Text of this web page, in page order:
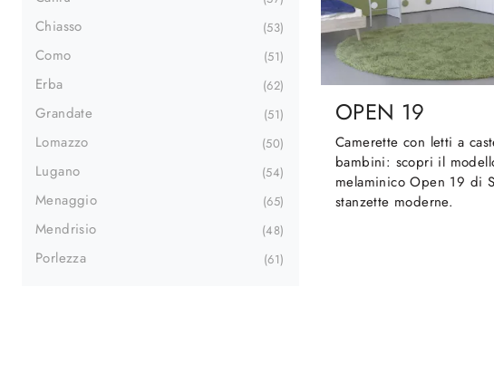
Chiasso 53
Como 51
Erba 62
Grandate 51
Lomazzo 50
Lugano 54
Menaggio 65
Mendrisio 48
Porlezza 61
OPEN 19
Camerette con letti a
bambini: scopri il
melaminico Open 19 di
stanzette moderne.